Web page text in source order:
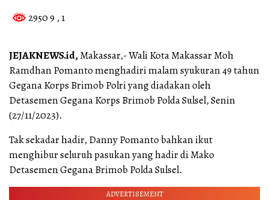
2950 9 , 1
JEJAKNEWS.id,Makassar,- Wali Kota Makassar Moh
Ramdhan Pomanto menghadiri malam syukuran 49 tahun
Gegana Korps Brimob Polri yang diadakan oleh
Detasemen Gegana Korps Brimob Polda Sulsel, Senin
(27/11/2023).
Tak sekadar hadir, Danny Pomanto bahkan ikut
menghibur seluruh pasukan yang hadir di Mako
Detasemen Gegana Brimob Polda Sulsel.
ADVERTISEMENT